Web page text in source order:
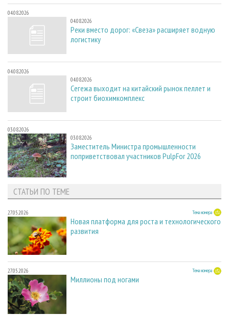
04.08.2026
04.08.2026
Реки вместо дорог: «Свеза» расширяет водную
логистику
04.08.2026
04.08.2026
Сегежа выходит на китайский рынок пеллет и
строит биохимкомплекс
03.08.2026
03.08.2026
Заместитель Министра промышленности
поприветствовал участников PulpFor 2026
СТАТЬИ ПО ТЕМЕ
27.05.2026 Тема номера
Новая платформа для роста и технологического
развития
27.05.2026 Тема номера
Миллионы под ногами